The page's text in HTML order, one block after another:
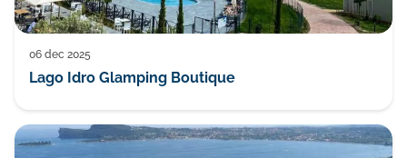
06 dec 2025
Lago Idro Glamping Boutique